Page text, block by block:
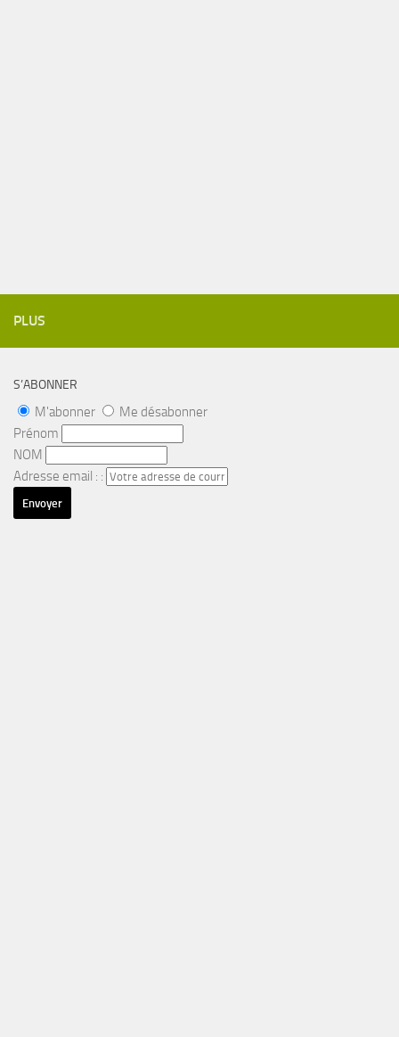
PLUS
S’ABONNER
M'abonner
Me désabonner
Prénom
NOM
Adresse email : :